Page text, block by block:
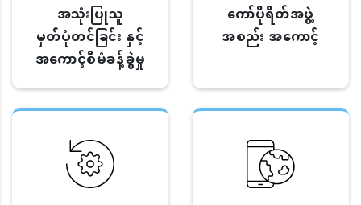
အသုံးပြုသူ
မှတ်ပုံတင်ခြင်း နှင့်
အကောင့်စီမံခန့်ခွဲမှု
ကော်ပိုရိတ်အဖွဲ့
အစည်း အကောင့်